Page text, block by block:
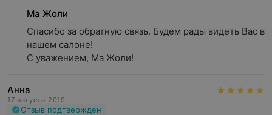
Ма Жоли
Спасибо за обратную связь. Будем рады видеть Вас в
нашем салоне!
С уважением, Ма Жоли!
Анна
17 августа 2019
Отзыв подтвержден